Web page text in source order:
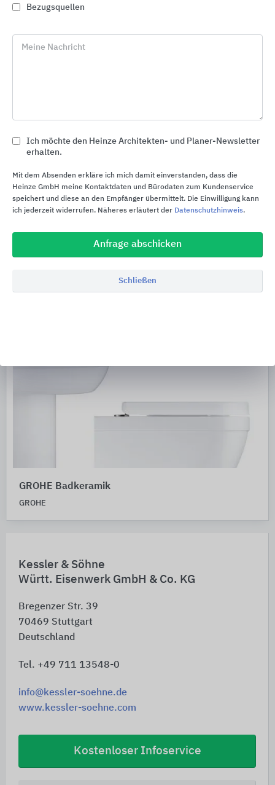
Kessler & Söhne
Württ. Eisenwerk GmbH & Co. KG
Bregenzer Str. 39
70469 Stuttgart
Deutschland
Tel. +49 711 13548-0
info@kessler-soehne.de
www.kessler-soehne.com
Kostenloser Infoservice
Erlau
GROHE Badkeramik
GROHE
Bezugsquellen
Meine Nachricht
Ich möchte den Heinze Architekten- und Planer-Newsletter
erhalten.
Mit dem Absenden erkläre ich mich damit einverstanden, dass die
Heinze GmbH meine Kontaktdaten und Bürodaten zum Kundenservice
speichert und diese an den Empfänger übermittelt. Die Einwilligung kann
ich jederzeit widerrufen. Näheres erläutert der Datenschutzhinweis.
Anfrage abschicken
Schließen